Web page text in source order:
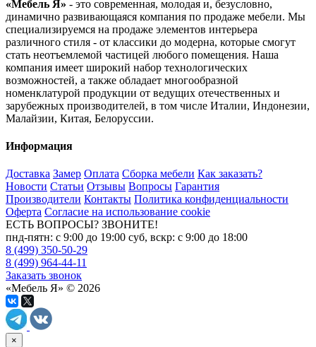
«Мебель Я» - это современная, молодая и, безусловно,
динамично развивающаяся компания по продаже мебели. Мы
специализируемся на продаже элементов интерьера
различного стиля - от классики до модерна, которые смогут
стать неотъемлемой частицей любого помещения. Наша
компания имеет широкий набор технологических
возможностей, а также обладает многообразной
номенклатурой продукции от ведущих отечественных и
зарубежных производителей, в том числе Италии, Индонезии,
Малайзии, Китая, Белоруссии.
Информация
Доставка Замер Оплата Сборка мебели Как заказать?
Новости Статьи Отзывы Вопросы Гарантия
Производители Контакты Политика конфиденциальности
Оферта Согласие на использование cookie
ЕСТЬ ВОПРОСЫ? ЗВОНИТЕ!
пнд-пятн: с 9:00 до 19:00 суб, вскр: с 9:00 до 18:00
8 (499) 350-50-29
8 (499) 964-44-11
Заказать звонок
«Мебель Я» © 2026
×